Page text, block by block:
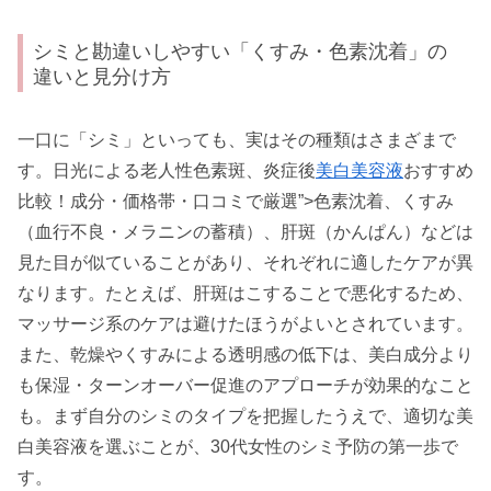
シミと勘違いしやすい「くすみ・色素沈着」の
違いと見分け方
一口に「シミ」といっても、実はその種類はさまざまで
す。日光による老人性色素斑、炎症後美白美容液おすすめ
比較！成分・価格帯・口コミで厳選”>色素沈着、くすみ
（血行不良・メラニンの蓄積）、肝斑（かんぱん）などは
見た目が似ていることがあり、それぞれに適したケアが異
なります。たとえば、肝斑はこすることで悪化するため、
マッサージ系のケアは避けたほうがよいとされています。
また、乾燥やくすみによる透明感の低下は、美白成分より
も保湿・ターンオーバー促進のアプローチが効果的なこと
も。まず自分のシミのタイプを把握したうえで、適切な美
白美容液を選ぶことが、30代女性のシミ予防の第一歩で
す。